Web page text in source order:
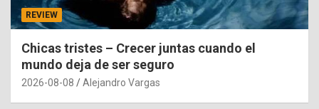
REVIEW
Chicas tristes – Crecer juntas cuando el
mundo deja de ser seguro
2026-08-08 Alejandro Vargas